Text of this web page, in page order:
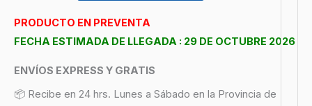
PRODUCTO EN PREVENTA
FECHA ESTIMADA DE LLEGADA : 29 DE OCTUBRE 2026
ENVÍOS EXPRESS Y GRATIS
📦 Recibe en 24 hrs. Lunes a Sábado en la Provincia de